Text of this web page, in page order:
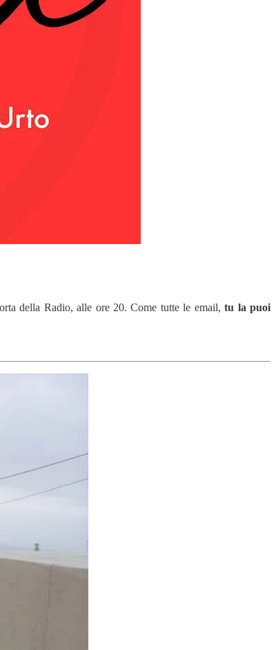
della Radio, alle ore 20. Come tutte le email,tu la puoi